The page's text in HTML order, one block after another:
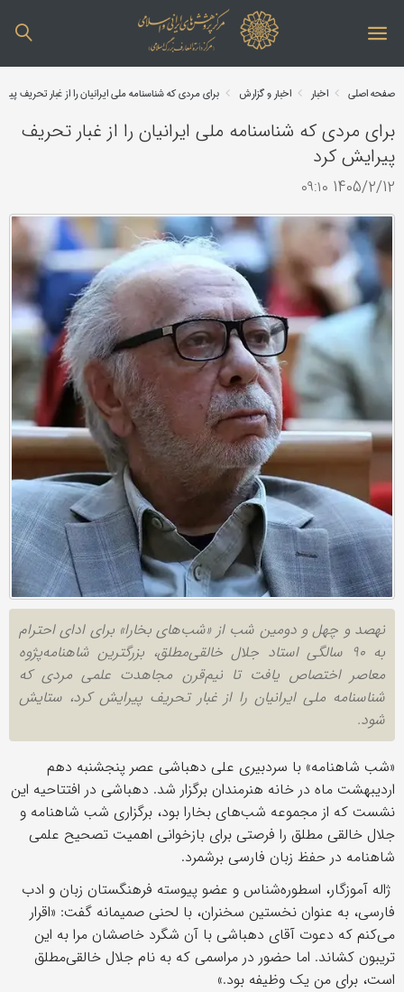
صفحه اصلی اخبار اخبار و گزارش برای مردی که شناسنامه ملی ایرانیان را از غبار تحریف
برای مردی که شناسنامه ملی ایرانیان را از غبار تحریف
پیرایش کرد
1405/2/12 ۰۹:۱۰
نهصد و چهل و دومین شب از «شب‌های بخارا» برای ادای احترام
به ۹۰ سالگی استاد جلال خالقی‌مطلق، بزرگترین شاهنامه‌پژوه
معاصر اختصاص یافت تا نیم‌قرن مجاهدت علمی مردی که
شناسنامه ملی ایرانیان را از غبار تحریف پیرایش کرد، ستایش
شود.
«شب شاهنامه» با سردبیری علی دهباشی عصر پنجشنبه دهم
اردیبهشت ماه در خانه هنرمندان برگزار شد. دهباشی در افتتاحیه این
نشست که از مجموعه شب‌های بخارا بود، برگزاری شب شاهنامه و
جلال خالقی مطلق را فرصتی برای بازخوانی اهمیت تصحیح علمی
شاهنامه در حفظ زبان فارسی برشمرد.
ژاله آموزگار، اسطوره‌شناس و عضو پیوسته فرهنگستان زبان و ادب
فارسی، به عنوان نخستین سخنران، با لحنی صمیمانه گفت: «اقرار
می‌کنم که دعوت آقای دهباشی با آن شگرد خاصشان مرا به این
تریبون کشاند. اما حضور در مراسمی که به نام جلال خالقی‌مطلق
است، برای من یک وظیفه بود.»